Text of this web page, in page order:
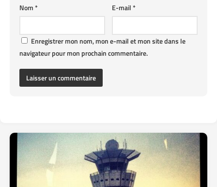
E-mail*
Nom*
Enregistrer mon nom, mon e-mail et mon site dans le
navigateur pour mon prochain commentaire.